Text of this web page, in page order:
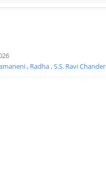
, Radha,S.S. Ravi Chander